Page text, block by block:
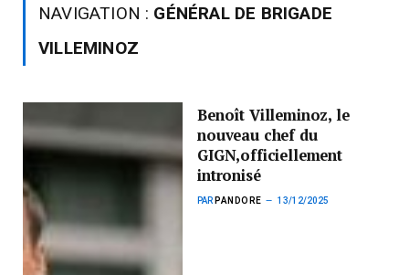
NAVIGATION : GÉNÉRAL DE BRIGADE
VILLEMINOZ
Benoît Villeminoz, le
nouveau chef du
GIGN,officiellement
intronisé
PAR PANDORE 13/12/2025